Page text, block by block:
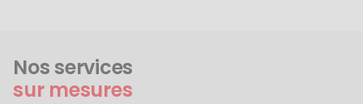
Nos services
sur mesures